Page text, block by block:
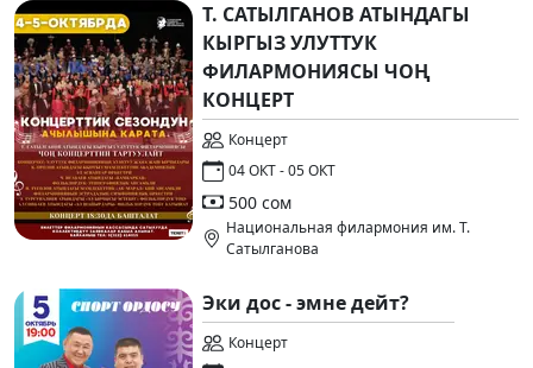
Т. САТЫЛГАНОВ АТЫНДАГЫ
КЫРГЫЗ УЛУТТУК
ФИЛАРМОНИЯСЫ ЧОҢ
КОНЦЕРТ
Концерт
04 ОКТ - 05 ОКТ
500 сом
Национальная филармония им. Т.
Сатылганова
Эки дос - эмне дейт?
Концерт